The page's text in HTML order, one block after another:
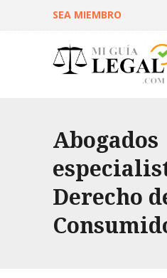
SEA MIEMBRO
Abogados
Derecho